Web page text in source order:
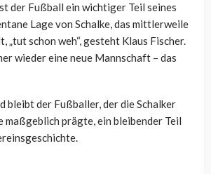
der Fußball ein wichtiger Teil seines
Lage von Schalke, das mittlerweile
„tut schon weh“, gesteht Klaus Fischer.
wieder eine neue Mannschaft – das
bleibt der Fußballer, der die Schalker
maßgeblich prägte, ein bleibender Teil